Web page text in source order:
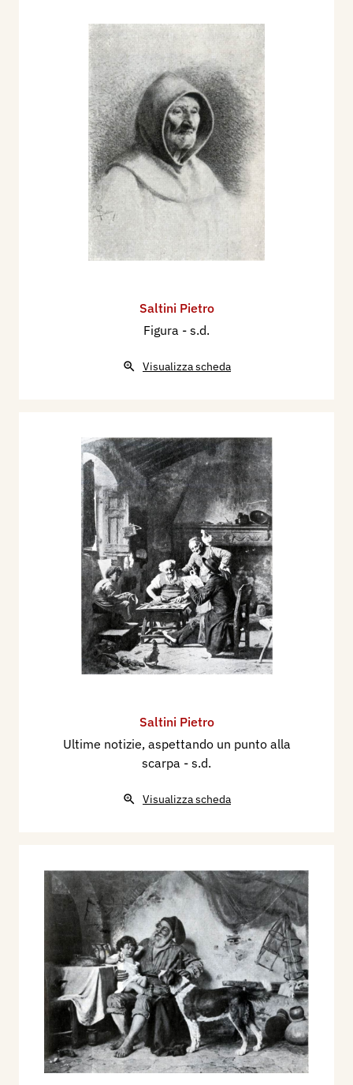
Saltini Pietro
Figura - s.d.
Visualizza scheda
Saltini Pietro
Ultime notizie, aspettando un punto alla
scarpa - s.d.
Visualizza scheda